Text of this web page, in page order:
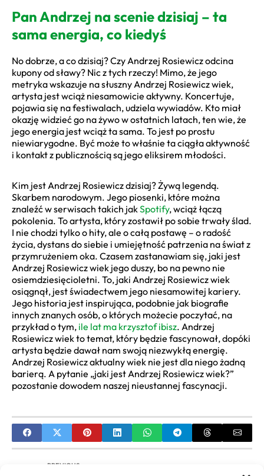
Pan Andrzej na scenie dzisiaj – ta
sama energia, co kiedyś
No dobrze, a co dzisiaj? Czy Andrzej Rosiewicz odcina
kupony od sławy? Nic z tych rzeczy! Mimo, że jego
metryka wskazuje na słuszny Andrzej Rosiewicz wiek,
artysta jest wciąż niesamowicie aktywny. Koncertuje,
pojawia się na festiwalach, udziela wywiadów. Kto miał
okazję widzieć go na żywo w ostatnich latach, ten wie, że
jego energia jest wciąż ta sama. To jest po prostu
niewiarygodne. Być może to właśnie ta ciągła aktywność
i kontakt z publicznością są jego eliksirem młodości.
Kim jest Andrzej Rosiewicz dzisiaj? Żywą legendą.
Skarbem narodowym. Jego piosenki, które można
znaleźć w serwisach takich jakSpotify, wciąż łączą
pokolenia. To artysta, który zostawił po sobie trwały ślad.
I nie chodzi tylko o hity, ale o całą postawę – o radość
życia, dystans do siebie i umiejętność patrzenia na świat z
przymrużeniem oka. Czasem zastanawiam się, jaki jest
Andrzej Rosiewicz wiek jego duszy, bo na pewno nie
osiemdziesięcioletni. To, jaki Andrzej Rosiewicz wiek
osiągnął, jest świadectwem jego niesamowitej kariery.
Jego historia jest inspirująca, podobnie jak biografie
innych znanych osób, o których możecie poczytać, na
przykład o tym, ile lat ma krzysztof ibisz. Andrzej
Rosiewicz wiek to temat, który będzie fascynował, dopóki
artysta będzie dawał nam swoją niezwykłą energię.
Andrzej Rosiewicz aktualny wiek nie jest dla niego żadną
barierą. A pytanie „jaki jest Andrzej Rosiewicz wiek?”
pozostanie dowodem naszej nieustannej fascynacji.
PREVIOUS